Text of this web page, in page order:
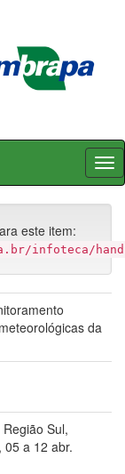
este item:
infoteca/
da
Sul,
a 12 abr.